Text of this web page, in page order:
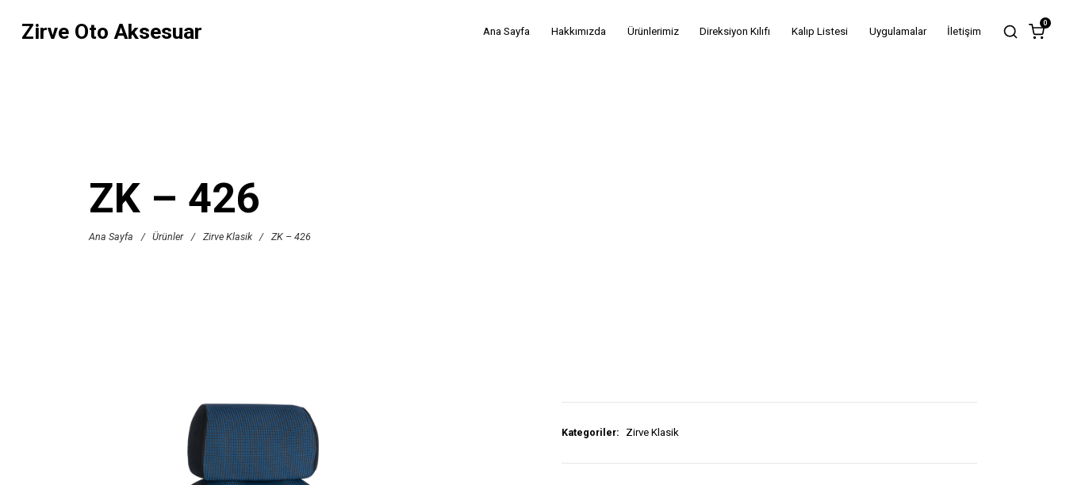
Zirve Oto Aksesuar Ana Sayfa Hakkımızda Ürünlerimiz Direksiyon Kılıfı Kalıp Listesi Uygulamalar İletişim
0
ZK – 426
Ana Sayfa / Ürünler / Zirve Klasik / ZK – 426
Kategoriler: Zirve Klasik